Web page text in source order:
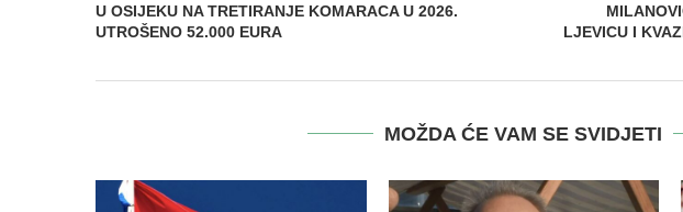
U OSIJEKU NA TRETIRANJE KOMARACA U 2026.
UTROŠENO 52.000 EURA
LJEVICU I
MOŽDA ĆE VAM SE SVIDJETI